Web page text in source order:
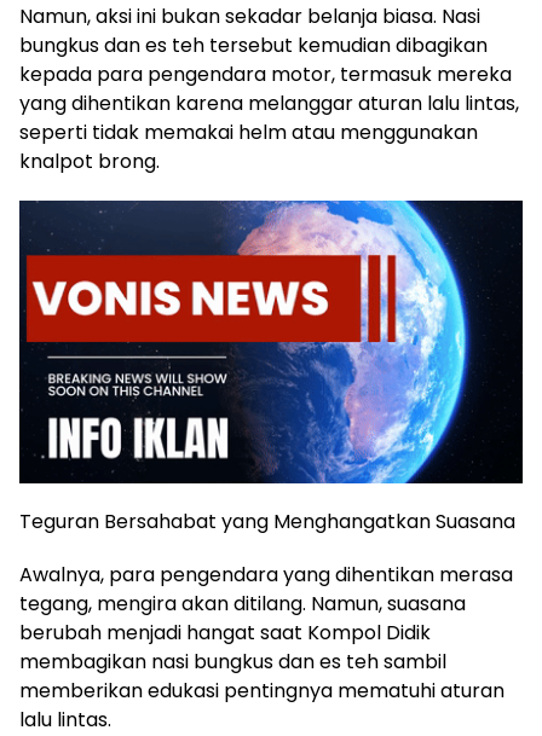
Namun, aksi ini bukan sekadar belanja biasa. Nasi
bungkus dan es teh tersebut kemudian dibagikan
kepada para pengendara motor, termasuk mereka
yang dihentikan karena melanggar aturan lalu lintas,
seperti tidak memakai helm atau menggunakan
knalpot brong.
Teguran Bersahabat yang Menghangatkan Suasana
Awalnya, para pengendara yang dihentikan merasa
tegang, mengira akan ditilang. Namun, suasana
berubah menjadi hangat saat Kompol Didik
membagikan nasi bungkus dan es teh sambil
memberikan edukasi pentingnya mematuhi aturan
lalu lintas.